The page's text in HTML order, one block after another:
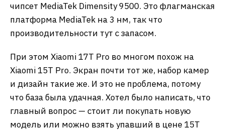
чипсет MediaTek Dimensity 9500. Это флагманская
платформа MediaTek на 3 нм, так что
производительности тут с запасом.
При этом Xiaomi 17T Pro во многом похож на
Xiaomi 15T Pro. Экран почти тот же, набор камер
и дизайн такие же. И это не проблема, потому
что база была удачная. Хотел было написать, что
главный вопрос — стоит ли покупать новую
модель или можно взять упавший в цене 15T